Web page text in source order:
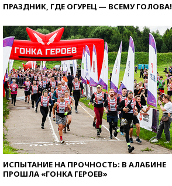
ПРАЗДНИК, ГДЕ ОГУРЕЦ — ВСЕМУ ГОЛОВА!
ИСПЫТАНИЕ НА ПРОЧНОСТЬ: В АЛАБИНЕ
ПРОШЛА «ГОНКА ГЕРОЕВ»